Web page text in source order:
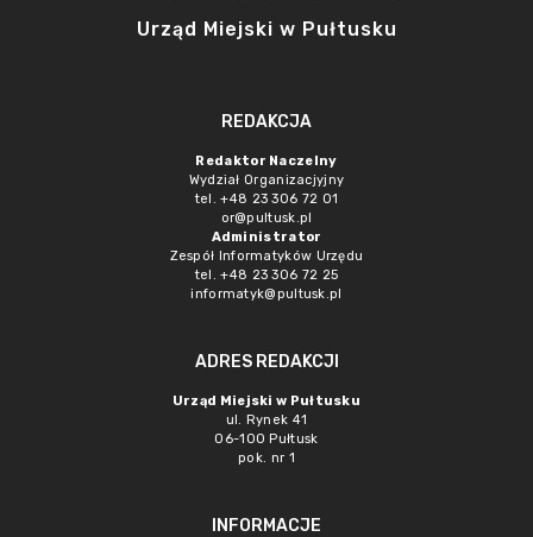
Urząd Miejski w Pułtusku
REDAKCJA
Redaktor Naczelny
Wydział Organizacjyjny
tel. +48 23 306 72 01
or@pultusk.pl
Administrator
Zespół Informatyków Urzędu
tel. +48 23 306 72 25
informatyk@pultusk.pl
ADRES REDAKCJI
Urząd Miejski w Pułtusku
ul. Rynek 41
06-100 Pułtusk
pok. nr 1
INFORMACJE